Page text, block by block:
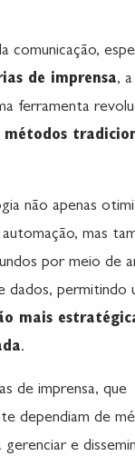
comunicação,
de imprensa,
ferramenta
métodos
não apenas
mas
por meio de
dados, permitindo
mais
.
de imprensa, que
dependiam de
gerenciar e